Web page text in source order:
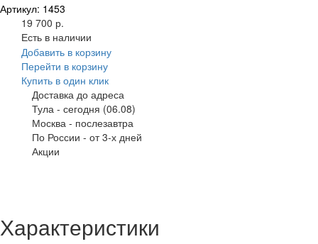
Артикул: 1453
19 700 р.
Есть в наличии
Добавить в корзину
Перейти в корзину
Купить в один клик
Доставка до адреса
Тула - сегодня (06.08)
Москва - послезавтра
По России - от 3-х дней
Акции
Характеристики